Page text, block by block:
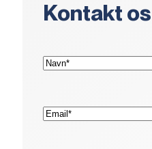
Kontakt os
Navn*
E-
mail*